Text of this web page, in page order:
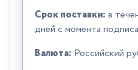
Срок поставки: в
дней с момента
Валюта: Российский